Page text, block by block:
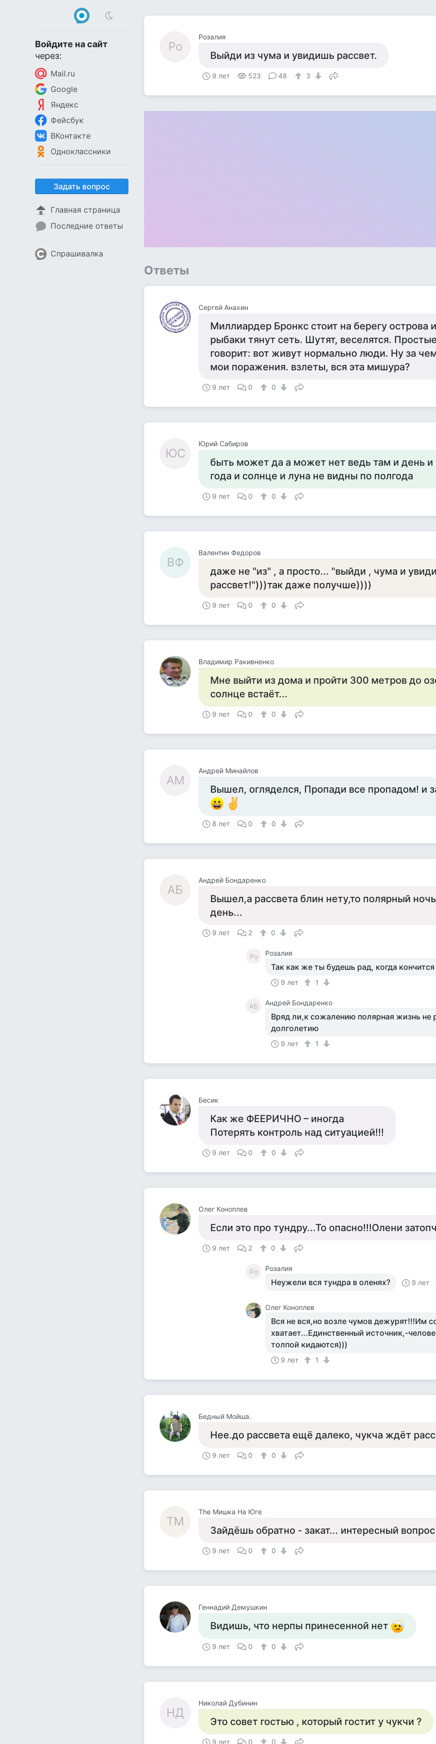
Войдите на сайт
через:
Mail.ru
Google
Яндекс
Фейсбук
ВКонтакте
Одноклассники
Задать вопрос
Главная страница
Последние ответы
Спрашивалка
Ро
Розалия
Выйди из чума и увидишь рассвет.
9 лет 523 48 3
Ответы
Сергей Анахин
Миллиардер Бронкс стоит на берегу острова
рыбаки тянут сеть. Шутят, веселятся.
говорит: вот живут нормально люди. Ну за
мои поражения. взлеты, вся эта мишура?
9 лет 0 0
ЮС
Юрий Сабиров
быть может да а может нет ведь там и день и
года и солнце и луна не видны по полгода
9 лет 0 0
ВФ
Валентин Федоров
даже не "из" , а просто... "выйди , чума и
рассвет!")))так даже получше))))
9 лет 0 0
Владимир Ракивненко
Мне выйти из дома и пройти 300 метров до
солнце встаёт...
9 лет 0 0
АМ
Андрей Минайлов
Вышел, огляделся, Пропади все пропадом! и
8 лет 0 0
АБ
Андрей Бондаренко
Вышел,а рассвета блин нету,то полярный
день...
9 лет 2 0
Ро Розалия
Так как же ты будешь рад, когда
9 лет 1
АБ Андрей Бондаренко
Вряд ли,к сожалению полярная жизнь не
долголетию
9 лет 1
Бесик
Как же ФЕЕРИЧНО – иногда
Потерять контроль над ситуацией!!!
9 лет 0 0
Олег Коноплев
Если это про тундру...То опасно!!!Олени
9 лет 2 0
Ро Розалия
Неужели вся тундра в оленях? 9 лет
Олег Коноплев
Вся не вся,но возле чумов дежурят!!!Им
хватает...Единственный источник,-
толпой кидаются)))
9 лет 1
Бедный Мойша.
Нее.до рассвета ещё далеко, чукча ждёт
9 лет 0 0
TМ
The Мишка На Юге
Зайдёшь обратно - закат... интересный вопрос
9 лет 0 0
Геннадий Демушкин
Видишь, что нерпы принесенной нет
9 лет 0 0
НД
Николай Дубинин
Это совет гостью , который гостит у чукчи ?
9 лет 0 0